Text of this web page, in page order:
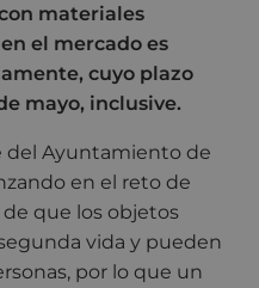
materiales
el mercado es
cuyo plazo
mayo, inclusive.
del Ayuntamiento de
en el reto de
que los objetos
vida y pueden
por lo que un